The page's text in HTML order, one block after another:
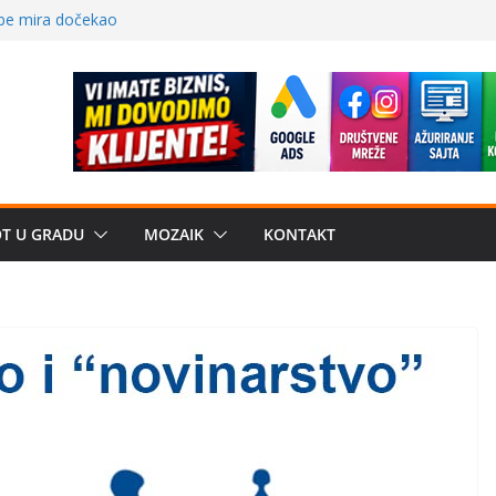
– električni
može li
projekat: Gde
Umesto
privatne
U GRADU MOZAIK KONTAKT